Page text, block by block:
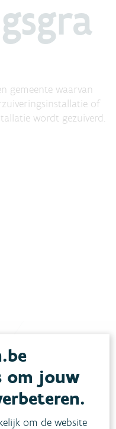
gemeente waarvan
of
wordt gezuiverd.
vragen
om jouw
om de website